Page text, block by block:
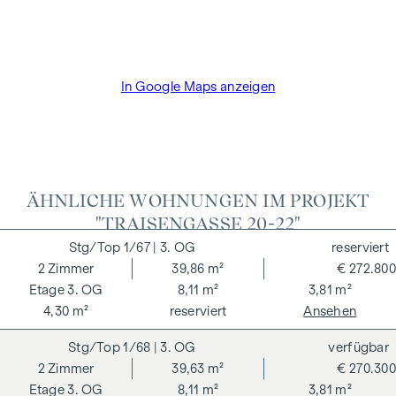
In Google Maps anzeigen
ÄHNLICHE WOHNUNGEN IM PROJEKT
"TRAISENGASSE 20-22"
1/67 | 3. OG
3. OG
2 Zimmer
39,86 m²
8,11 m²
3,81 m²
4,30 m²
€ 272.800
reserviert
reserviert
Ansehen
1/68 | 3. OG
3. OG
2 Zimmer
39,63 m²
8,11 m²
3,81 m²
€ 270.300
verfügbar